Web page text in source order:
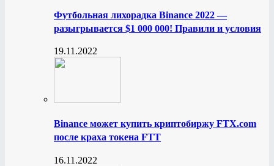
Футбольная лихорадка Binance 2022 —
разыгрывается $1 000 000! Правили и условия
19.11.2022
Binance может купить криптобиржу FTX.com
после краха токена FTT
16.11.2022